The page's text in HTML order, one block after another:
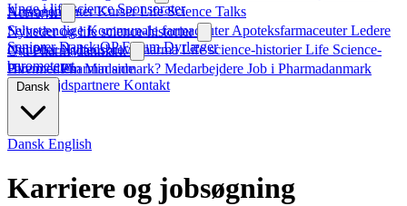
Unge i life scienceSponsorater
ArrangementerKurserLife Science Talks
Netværk
SelvstændigeKommunale farmaceuterApoteksfarmaceuterLedere
SeniorerDansk QP ForumDyrlæger
Nyheder og life science-historier
NyhederNyhedsbrev PharmaLife science-historierLife Science-
barometeret
Om Pharmadanmark
Hvem er Pharmadanmark? Medarbejdere Job i Pharmadanmark
Samarbejdspartnere Kontakt
Bliv medlemMin side
Dansk
Dansk English
Karriere og jobsøgning